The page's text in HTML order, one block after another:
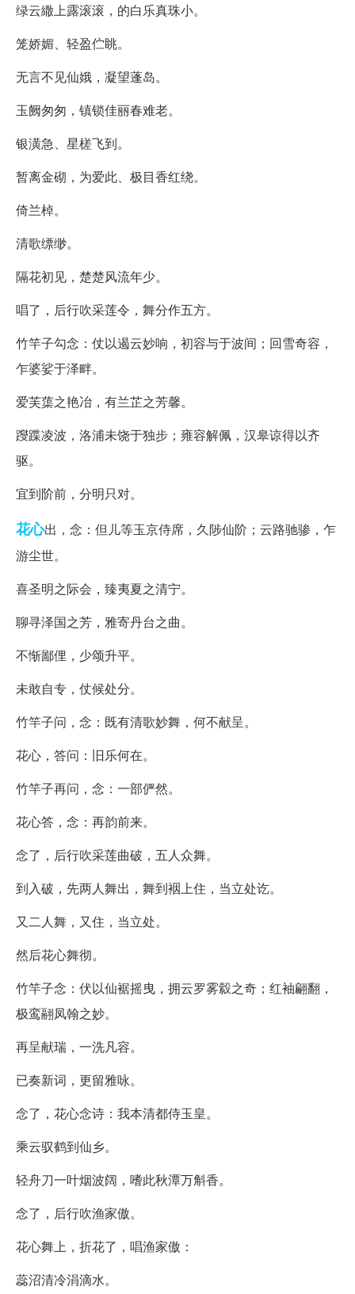
绿云繖上露滚滚，的白乐真珠小。
笼娇媚、轻盈伫眺。
无言不见仙娥，凝望蓬岛。
玉阙匆匆，镇锁佳丽春难老。
银潢急、星槎飞到。
暂离金砌，为爱此、极目香红绕。
倚兰棹。
清歌缥缈。
隔花初见，楚楚风流年少。
唱了，后行吹采莲令，舞分作五方。
竹竿子勾念：仗以遏云妙响，初容与于波间；回雪奇容，
乍婆娑于泽畔。
爱芙蕖之艳冶，有兰芷之芳馨。
躞蹀凌波，洛浦未饶于独步；雍容解佩，汉皋谅得以齐
驱。
宜到阶前，分明只对。
花心出，念：但儿等玉京侍席，久陟仙阶；云路驰骖，乍
游尘世。
喜圣明之际会，臻夷夏之清宁。
聊寻泽国之芳，雅寄丹台之曲。
不惭鄙俚，少颂升平。
未敢自专，仗候处分。
竹竿子问，念：既有清歌妙舞，何不献呈。
花心，答问：旧乐何在。
竹竿子再问，念：一部俨然。
花心答，念：再韵前来。
念了，后行吹采莲曲破，五人众舞。
到入破，先两人舞出，舞到裀上住，当立处讫。
又二人舞，又住，当立处。
然后花心舞彻。
竹竿子念：伏以仙裾摇曳，拥云罗雾縠之奇；红袖翩翻，
极鸾翮凤翰之妙。
再呈献瑞，一洗凡容。
已奏新词，更留雅咏。
念了，花心念诗：我本清都侍玉皇。
乘云驭鹤到仙乡。
轻舟刀一叶烟波阔，嗜此秋潭万斛香。
念了，后行吹渔家傲。
花心舞上，折花了，唱渔家傲：
蕊沼清冷涓滴水。